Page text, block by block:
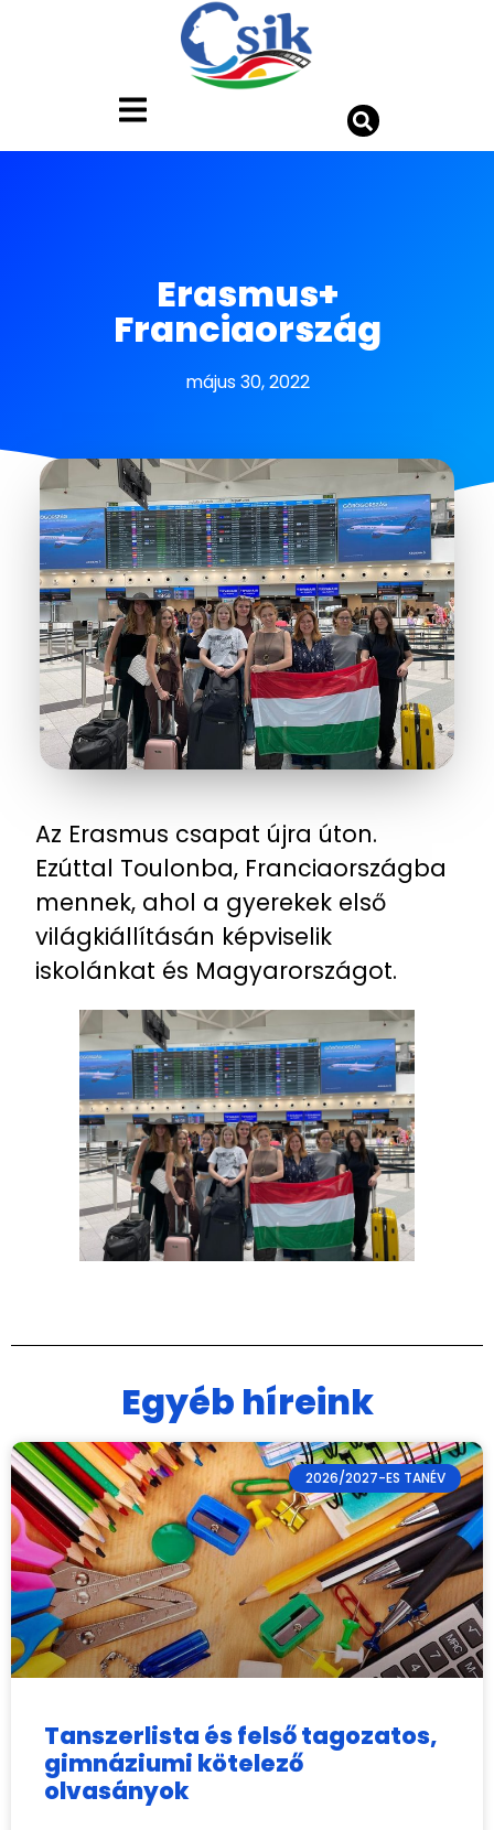
Erasmus+
Franciaország
május 30, 2022
Az Erasmus csapat újra úton.
Ezúttal Toulonba, Franciaországba
mennek, ahol a gyerekek első
világkiállításán képviselik
iskolánkat és Magyarországot.
Egyéb híreink
2026/2027-ES TANÉV
Tanszerlista és felső tagozatos,
gimnáziumi kötelező
olvasányok